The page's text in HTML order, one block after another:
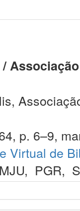
/
p. 6–9,
Virtual de
MJU, PGR,